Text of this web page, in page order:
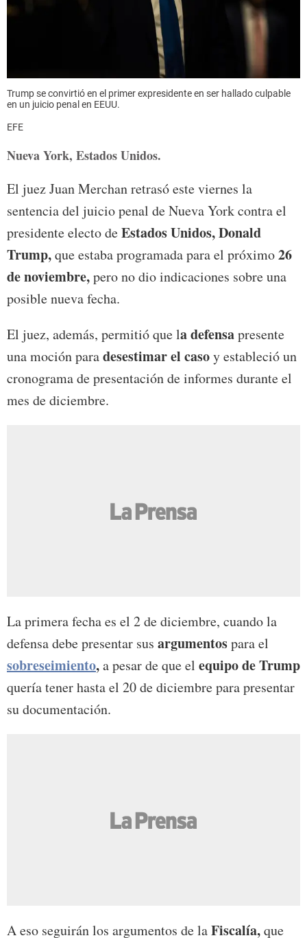
Trump se convirtió en el primer expresidente en ser hallado culpable
en un juicio penal en EEUU.
EFE
Nueva York, Estados Unidos.
El juez Juan Merchan retrasó este viernes la
sentencia del juicio penal de Nueva York contra el
presidente electo deEstados Unidos, Donald
Trump,que estaba programada para el próximo26
de noviembre,pero no dio indicaciones sobre una
posible nueva fecha.
El juez, además, permitió que la defensapresente
una moción paradesestimar el casoy estableció un
cronograma de presentación de informes durante el
mes de diciembre.
La primera fecha es el 2 de diciembre, cuando la
defensa debe presentar sus argumentospara el
sobreseimiento,a pesar de que el equipo de Trump
quería tener hasta el 20 de diciembre para presentar
su documentación.
A eso seguirán los argumentos de laFiscalía,que